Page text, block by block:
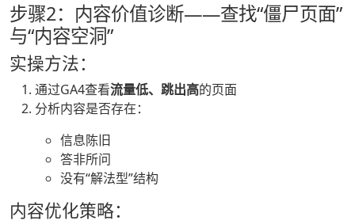
步骤2：内容价值诊断——查找“僵尸页面”
与“内容空洞”
实操方法：
通过GA4查看流量低、跳出高的页面
分析内容是否存在：
信息陈旧
答非所问
没有“解法型”结构
内容优化策略：